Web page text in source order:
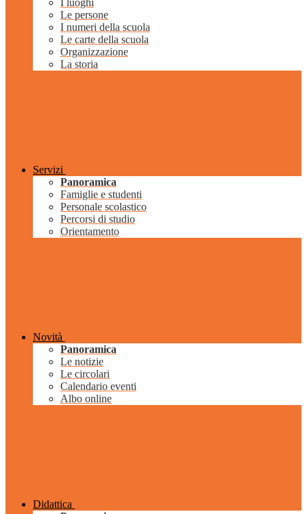
I luoghi
Le persone
I numeri della scuola
Le carte della scuola
Organizzazione
La storia
Servizi
Panoramica
Famiglie e studenti
Personale scolastico
Percorsi di studio
Orientamento
Novità
Panoramica
Le notizie
Le circolari
Calendario eventi
Albo online
Didattica